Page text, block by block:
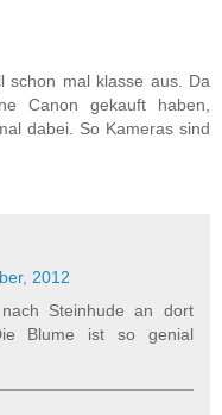
schon mal klasse aus. Da
Canon gekauft haben,
dabei. So Kameras sind
2012
Steinhude an dort
Blume ist so genial